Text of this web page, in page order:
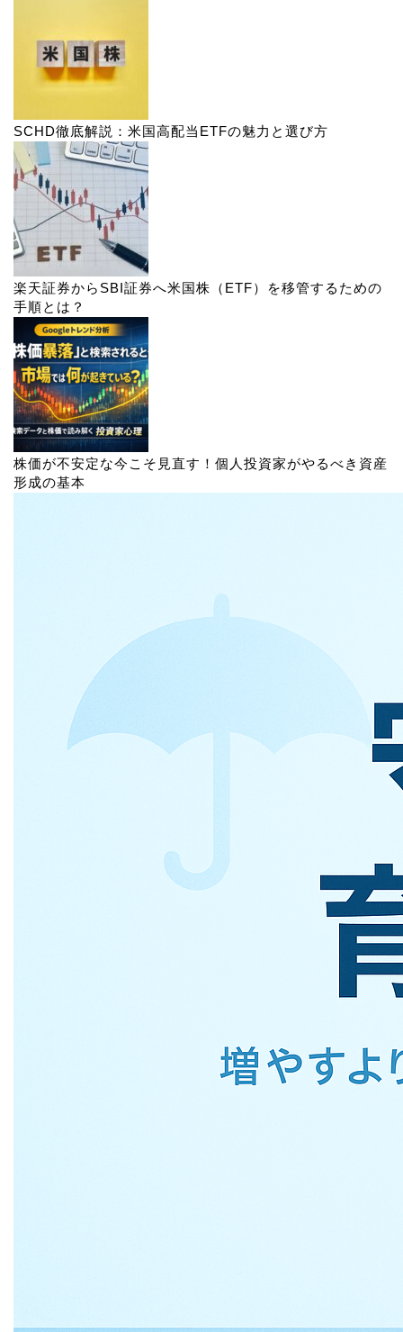
SCHD徹底解説：米国高配当ETFの魅力と選び方
楽天証券からSBI証券へ米国株（ETF）を移管するための
手順とは？
株価が不安定な今こそ見直す！個人投資家がやるべき資産
形成の基本